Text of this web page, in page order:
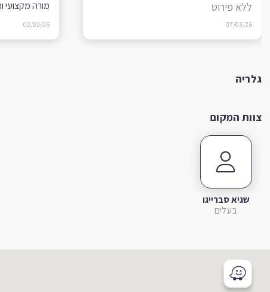
ללא פירוט
07/03/26
מורה מקצועי
02/02/26
גלריה
צוות המקום
שגיא סברייגו
בעלים